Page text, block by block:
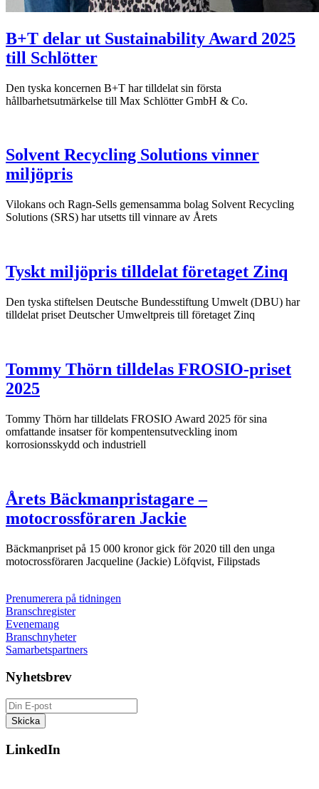
B+T delar ut Sustainability Award 2025
till Schlötter
Den tyska koncernen B+T har tilldelat sin första
hållbarhetsutmärkelse till Max Schlötter GmbH & Co.
Solvent Recycling Solutions vinner
miljöpris
Vilokans och Ragn-Sells gemensamma bolag Solvent Recycling
Solutions (SRS) har utsetts till vinnare av Årets
Tyskt miljöpris tilldelat företaget Zinq
Den tyska stiftelsen Deutsche Bundesstiftung Umwelt (DBU) har
tilldelat priset Deutscher Umweltpreis till företaget Zinq
Tommy Thörn tilldelas FROSIO-priset
2025
Tommy Thörn har tilldelats FROSIO Award 2025 för sina
omfattande insatser för kompentensutveckling inom
korrosionsskydd och industriell
Årets Bäckmanpristagare –
motocrossföraren Jackie
Bäckmanpriset på 15 000 kronor gick för 2020 till den unga
motocrossföraren Jacqueline (Jackie) Löfqvist, Filipstads
Prenumerera på tidningen
Branschregister
Evenemang
Branschnyheter
Samarbetspartners
Nyhetsbrev
LinkedIn